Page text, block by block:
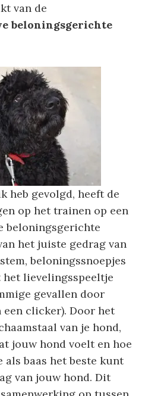
van de
beloningsgerichte
heb gevolgd, heeft de
op het trainen op een
beloningsgerichte
het juiste gedrag van
beloningssnoepjes
lievelingsspeeltje
gevallen door
een clicker). Door het
van je hond,
jouw hond voelt en hoe
als baas het beste kunt
van jouw hond. Dit